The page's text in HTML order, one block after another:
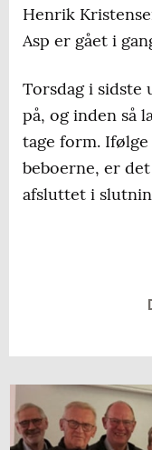
Henrik
Asp er gået i
Torsdag i sidste
på, og inden så
tage form.
beboerne, er
afsluttet i